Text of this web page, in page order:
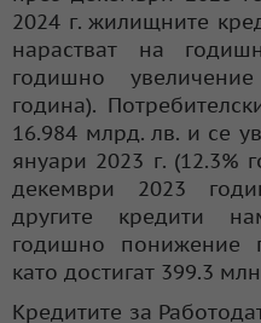
2024 г. жилищните
нарастват на
годишно
година).
16.984 млрд. лв. и се
януари 2023 г.
декември 2023
другите кредити
годишно понижение
като достигат 399.3
Кредитите за